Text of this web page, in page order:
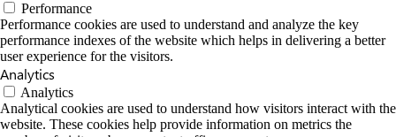
Performance
Performance cookies are used to understand and analyze the key
performance indexes of the website which helps in delivering a better
user experience for the visitors.
Analytics
Analytics
Analytical cookies are used to understand how visitors interact with the
website. These cookies help provide information on metrics the